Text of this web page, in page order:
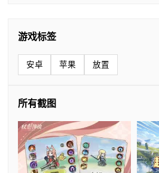
游戏标签
安卓 苹果 放置
所有截图